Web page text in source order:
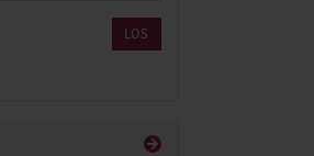
LOS